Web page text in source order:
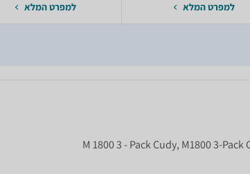
למפרט המלא למפרט המלא